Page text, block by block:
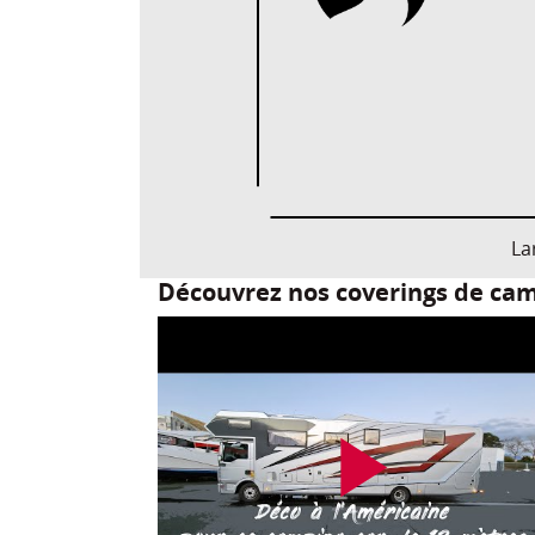
Découvrez nos coverings de
play_arrow